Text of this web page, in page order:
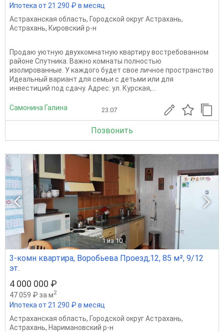
Ипотека от 21 290 ₽ в месяц
Астраханская область, Городской округ Астрахань,
Астрахань, Кировский р-н
Продаю уютную двухкомнатную квартиру востребованном
районе Спутника. Важно комнаты полностью
изолированные. У каждого будет свое личное пространство
Идеальный вариант для семьи с детьми или для
инвестиций под сдачу. Адрес: ул. Курская,...
Самонина Галина 23.07
Позвонить
1 из 10
3-комн квартира, Воробьева Проезд,12, 85 м², 9/12
эт.
4 000 000 ₽
47 059 ₽ за м2
Ипотека от 21 290 ₽ в месяц
Астраханская область, Городской округ Астрахань,
Астрахань, Наримановский р-н